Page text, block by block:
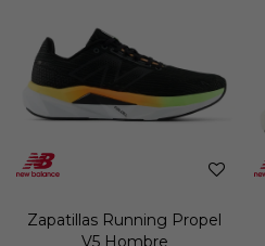
Zapatillas Running Propel
V5 Hombre